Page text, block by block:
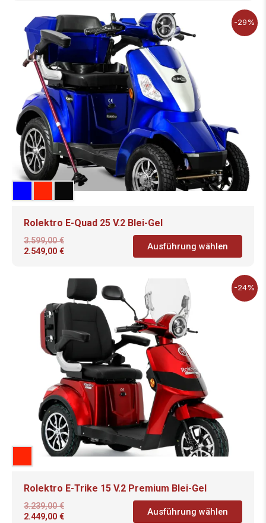
-29%
Rolektro E-Quad 25 V.2 Blei-Gel
3.599,00€
2.549,00 € Ausführung wählen
-24%
Rolektro E-Trike 15 V.2 Premium Blei-Gel
3.239,00€
2.449,00 € Ausführung wählen